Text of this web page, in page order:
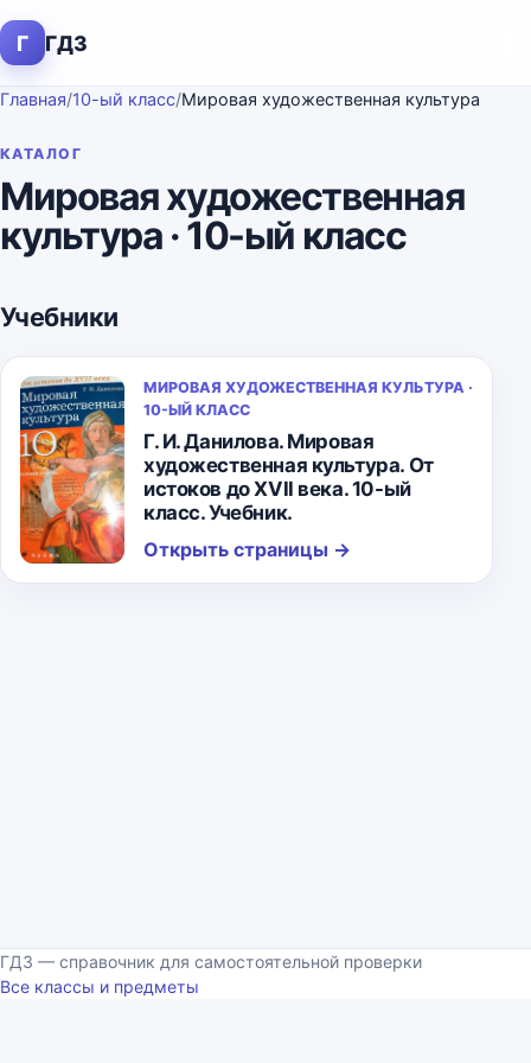
Г ГДЗ
Главная/10-ый класс/Мировая художественная культура
КАТАЛОГ
Мировая художественная
культура · 10-ый класс
Учебники
МИРОВАЯ ХУДОЖЕСТВЕННАЯ КУЛЬТУРА ·
10-ЫЙ КЛАСС
Г. И. Данилова. Мировая
художественная культура. От
истоков до XVII века. 10-ый
класс. Учебник.
Открыть страницы →
ГДЗ — справочник для самостоятельной проверки
Все классы и предметы